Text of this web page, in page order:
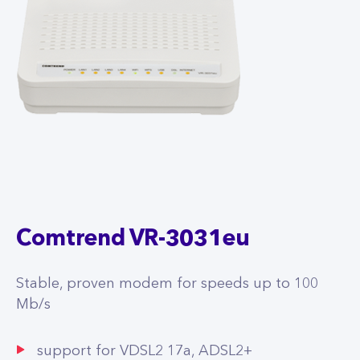
Comtrend VR-3031eu
Stable, proven modem for speeds up to 100
Mb/s
support for VDSL2 17a, ADSL2+